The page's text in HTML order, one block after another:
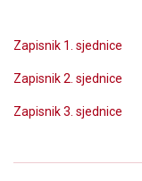
Zapisnik 1. sjednice
Zapisnik 2. sjednice
Zapisnik 3. sjednice